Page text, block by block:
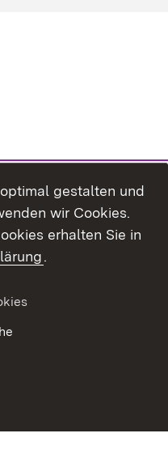
gestalten und
wir Cookies.
erhalten Sie in
.